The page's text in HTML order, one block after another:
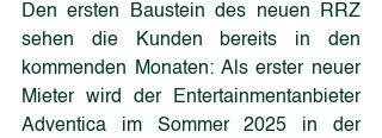
Den ersten Baustein des neuen RRZ
sehen die Kunden bereits in den
kommenden Monaten: Als erster neuer
Mieter wird der Entertainmentanbieter
Adventica im Sommer 2025 in der